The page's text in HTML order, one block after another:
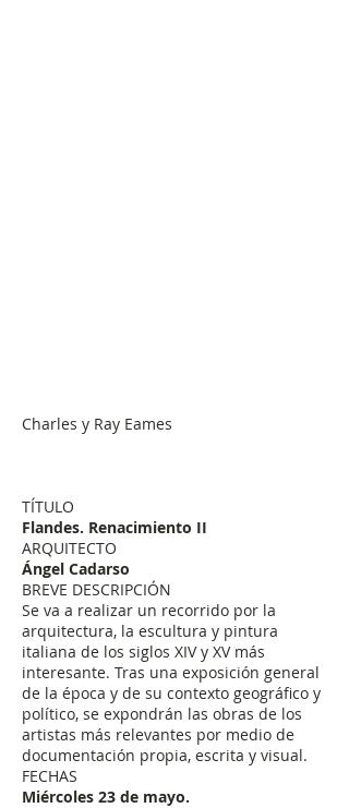
Charles y Ray Eames
TÍTULO
Flandes. Renacimiento II
ARQUITECTO
Ángel Cadarso
BREVE DESCRIPCIÓN
Se va a realizar un recorrido por la
arquitectura, la escultura y pintura
italiana de los siglos XIV y XV más
interesante. Tras una exposición general
de la época y de su contexto geográfico y
político, se expondrán las obras de los
artistas más relevantes por medio de
documentación propia, escrita y visual.
FECHAS
Miércoles 23 de mayo.